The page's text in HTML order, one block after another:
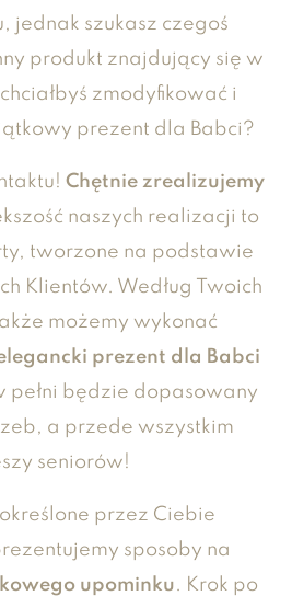
jednak szukasz czegoś
produkt znajdujący się w
zmodyfikować i
prezent dla Babci?
Chętnie zrealizujemy
naszych realizacji to
tworzone na podstawie
Klientów. Według Twoich
możemy wykonać
prezent dla Babci
pełni będzie dopasowany
a przede wszystkim
seniorów!
przez Ciebie
sposoby na
upominku . Krok po